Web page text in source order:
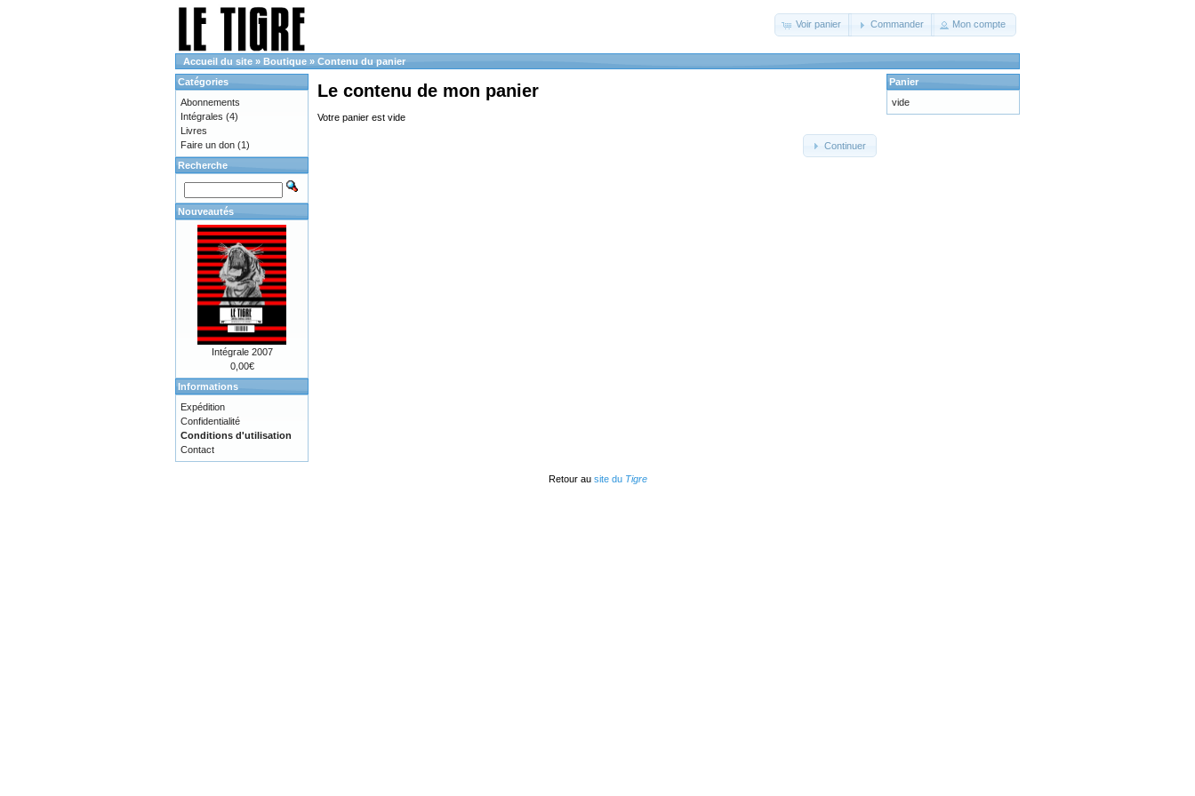
Voir panier Commander Mon compte
Accueil du site » Boutique » Contenu du panier
Le contenu de mon panier
Votre panier est vide
Continuer
Catégories
Abonnements
Intégrales (4)
Livres
Faire un don (1)
Recherche
Nouveautés
Intégrale 2007
0,00€
Informations
Expédition
Confidentialité
Conditions d'utilisation
Contact
Panier
vide
Retour au site du Tigre